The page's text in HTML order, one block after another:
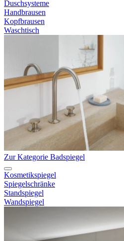
Duschsysteme
Handbrausen
Kopfbrausen
Waschtisch
Zur Kategorie Badspiegel
Kosmetikspiegel
Spiegelschränke
Standspiegel
Wandspiegel